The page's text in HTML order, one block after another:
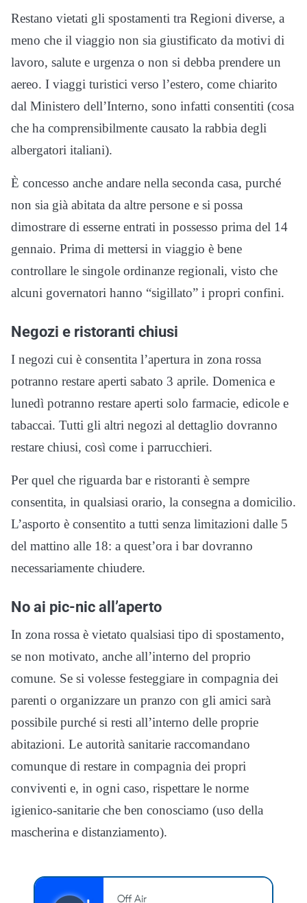
Restano vietati gli spostamenti tra Regioni diverse, a
meno che il viaggio non sia giustificato da motivi di
lavoro, salute e urgenza o non si debba prendere un
aereo. I viaggi turistici verso l’estero, come chiarito
dal Ministero dell’Interno, sono infatti consentiti (cosa
che ha comprensibilmente causato la rabbia degli
albergatori italiani).
È concesso anche andare nella seconda casa, purché
non sia già abitata da altre persone e si possa
dimostrare di esserne entrati in possesso prima del 14
gennaio. Prima di mettersi in viaggio è bene
controllare le singole ordinanze regionali, visto che
alcuni governatori hanno “sigillato” i propri confini.
Negozi e ristoranti chiusi
I negozi cui è consentita l’apertura in zona rossa
potranno restare aperti sabato 3 aprile. Domenica e
lunedì potranno restare aperti solo farmacie, edicole e
tabaccai. Tutti gli altri negozi al dettaglio dovranno
restare chiusi, così come i parrucchieri.
Per quel che riguarda bar e ristoranti è sempre
consentita, in qualsiasi orario, la consegna a domicilio.
L’asporto è consentito a tutti senza limitazioni dalle 5
del mattino alle 18: a quest’ora i bar dovranno
necessariamente chiudere.
No ai pic-nic all’aperto
In zona rossa è vietato qualsiasi tipo di spostamento,
se non motivato, anche all’interno del proprio
comune. Se si volesse festeggiare in compagnia dei
parenti o organizzare un pranzo con gli amici sarà
possibile purché si resti all’interno delle proprie
abitazioni. Le autorità sanitarie raccomandano
comunque di restare in compagnia dei propri
conviventi e, in ogni caso, rispettare le norme
igienico-sanitarie che ben conosciamo (uso della
mascherina e distanziamento).